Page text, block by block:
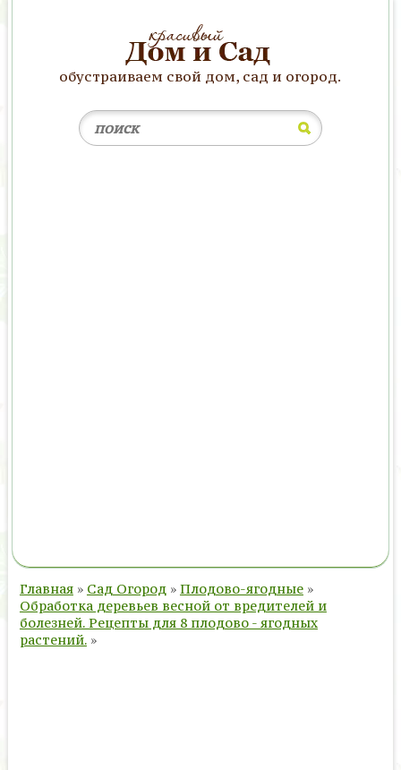
обустраиваем свой дом, сад и огород.
Главная » Сад Огород » Плодово-ягодные »
Обработка деревьев весной от вредителей и
болезней. Рецепты для 8 плодово - ягодных
растений. »